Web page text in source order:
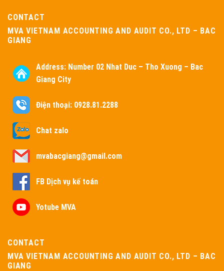
CONTACT
MVA VIETNAM ACCOUNTING AND AUDIT CO., LTD – BAC
GIANG
Address: Number 02 Nhat Duc – Tho Xuong – Bac
Giang City
Điện thoại: 0928.81.2288
Chat zalo
mvabacgiang@gmail.com
FB Dịch vụ kế toán
Yotube MVA
CONTACT
MVA VIETNAM ACCOUNTING AND AUDIT CO., LTD – BAC
GIANG